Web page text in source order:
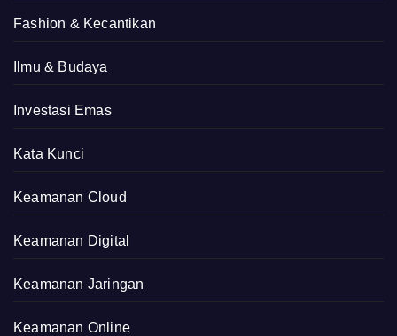
Fashion & Kecantikan
Ilmu & Budaya
Investasi Emas
Kata Kunci
Keamanan Cloud
Keamanan Digital
Keamanan Jaringan
Keamanan Online